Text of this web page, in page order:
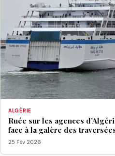
ALGÉRIE
Ruée sur les agences
face à la galère des
25 Fév 2026